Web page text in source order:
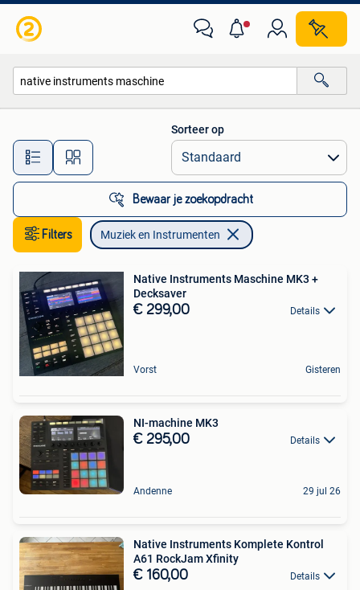
Alle afstanden…
Sorteer op
Bewaar je zoekopdracht
Filters Muziek en Instrumenten
Native Instruments Maschine MK3 +
Decksaver
€ 299,00 Details
Vorst Gisteren
NI-machine MK3
€ 295,00 Details
Andenne 29 jul 26
Native Instruments Komplete Kontrol
A61 RockJam Xfinity
€ 160,00 Details